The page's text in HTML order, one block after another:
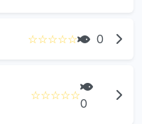
☆☆☆☆☆ 0
☆☆☆☆☆
0